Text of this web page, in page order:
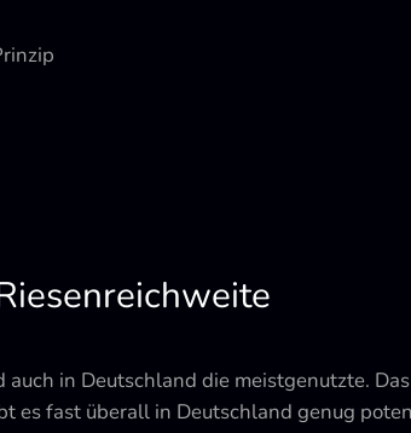
in Deutschland die meistgenutzte.
es fast überall in Deutschland genug